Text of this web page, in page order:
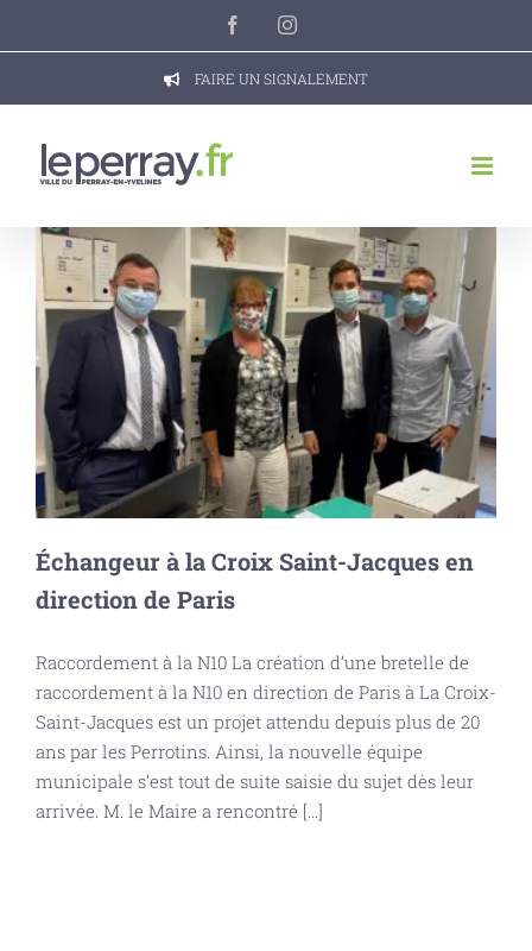
FacebookInstagram
FAIRE UN SIGNALEMENT
Échangeur à la Croix Saint-Jacques en
direction de Paris
Raccordement à la N10 La création d’une bretelle de
raccordement à la N10 en direction de Paris à La Croix-
Saint-Jacques est un projet attendu depuis plus de 20
ans par les Perrotins. Ainsi, la nouvelle équipe
municipale s’est tout de suite saisie du sujet dès leur
arrivée. M. le Maire a rencontré [...]